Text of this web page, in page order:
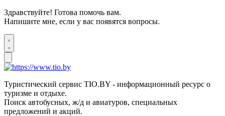
Здравствуйте! Готова помочь вам.
Напишите мне, если у вас появятся вопросы.
Туристический сервис TIO.BY - информационный ресурс о
туризме и отдыхе.
Поиск автобусных, ж/д и авиатуров, специальных
предложений и акций.